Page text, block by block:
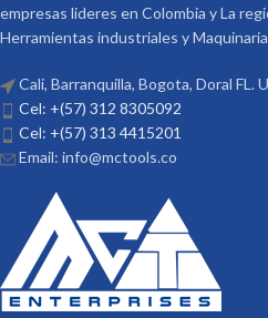
empresas lideres en Colombia y La
Herramientas industriales y
Cali, Barranquilla, Bogota, Doral FL.
Cel: +(57) 312 8305092
Cel: +(57) 313 4415201
Email: info@mctools.co